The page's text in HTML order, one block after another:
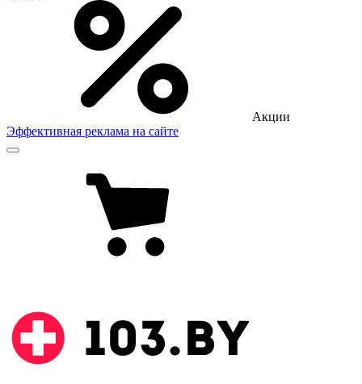
Акции
Эффективная реклама на сайте